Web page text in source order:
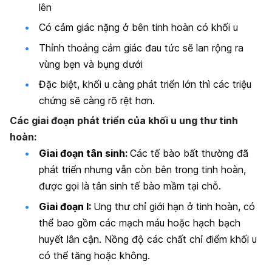
lên
Có cảm giác nặng ở bên tinh hoàn có khối u
Thỉnh thoảng cảm giác đau tức sẽ lan rộng ra
vùng bẹn và bụng dưới
Đặc biệt, khối u càng phát triển lớn thì các triệu
chứng sẽ càng rõ rệt hơn.
Các giai đoạn phát triển của khối u ung thư tinh
hoàn:
Giai đoạn tân sinh: Các tế bào bất thường đã
phát triển nhưng vẫn còn bên trong tinh hoàn,
được gọi là tân sinh tế bào mầm tại chỗ.
Giai đoạn I: Ung thư chỉ giới hạn ở tinh hoàn, có
thể bao gồm các mạch máu hoặc hạch bạch
huyết lân cận. Nồng độ các chất chỉ điểm khối u
có thể tăng hoặc không.